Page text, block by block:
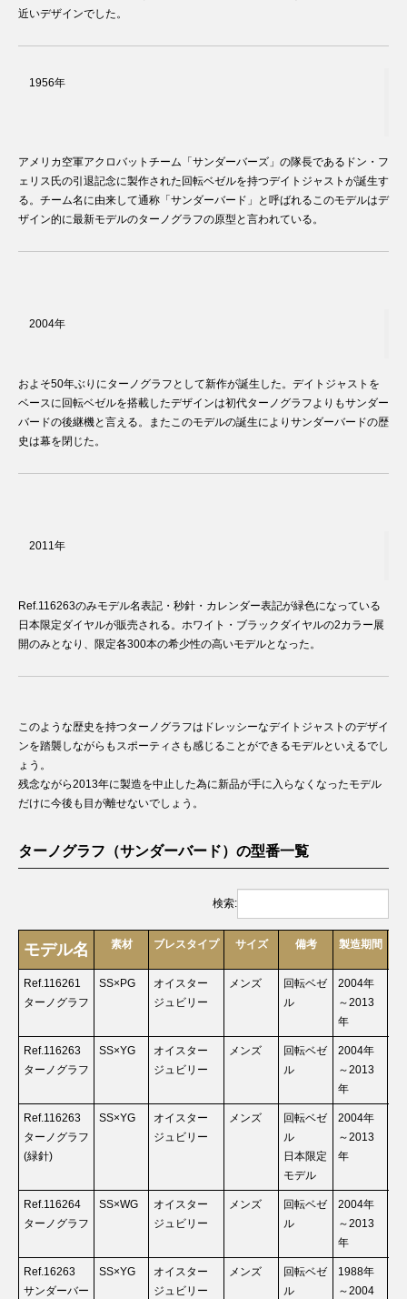
近いデザインでした。
1956年
アメリカ空軍アクロバットチーム「サンダーバーズ」の隊長であるドン・フ
ェリス氏の引退記念に製作された回転ベゼルを持つデイトジャストが誕生す
る。チーム名に由来して通称「サンダーバード」と呼ばれるこのモデルはデ
ザイン的に最新モデルのターノグラフの原型と言われている。
2004年
およそ50年ぶりにターノグラフとして新作が誕生した。デイトジャストを
ベースに回転ベゼルを搭載したデザインは初代ターノグラフよりもサンダー
バードの後継機と言える。またこのモデルの誕生によりサンダーバードの歴
史は幕を閉じた。
2011年
Ref.116263のみモデル名表記・秒針・カレンダー表記が緑色になっている
日本限定ダイヤルが販売される。ホワイト・ブラックダイヤルの2カラー展
開のみとなり、限定各300本の希少性の高いモデルとなった。
このような歴史を持つターノグラフはドレッシーなデイトジャストのデザイ
ンを踏襲しながらもスポーティさも感じることができるモデルといえるでし
ょう。
残念ながら2013年に製造を中止した為に新品が手に入らなくなったモデル
だけに今後も目が離せないでしょう。
ターノグラフ（サンダーバード）の型番一覧
検索:
モデル名 素材 ブレスタイプ サイズ 備考 製造期間
Ref.116261
ターノグラフ
SS×PG
オイスター
ジュビリー
メンズ
回転ベゼ
ル
2004年
～2013
年
Ref.116263
ターノグラフ
SS×YG
オイスター
ジュビリー
メンズ
回転ベゼ
ル
2004年
～2013
年
Ref.116263
ターノグラフ
(緑針)
SS×YG
オイスター
ジュビリー
メンズ
回転ベゼ
ル
日本限定
モデル
2004年
～2013
年
Ref.116264
ターノグラフ
SS×WG
オイスター
ジュビリー
メンズ
回転ベゼ
ル
2004年
～2013
年
Ref.16263
サンダーバー
SS×YG
オイスター
ジュビリー
メンズ
回転ベゼ
ル
1988年
～2004